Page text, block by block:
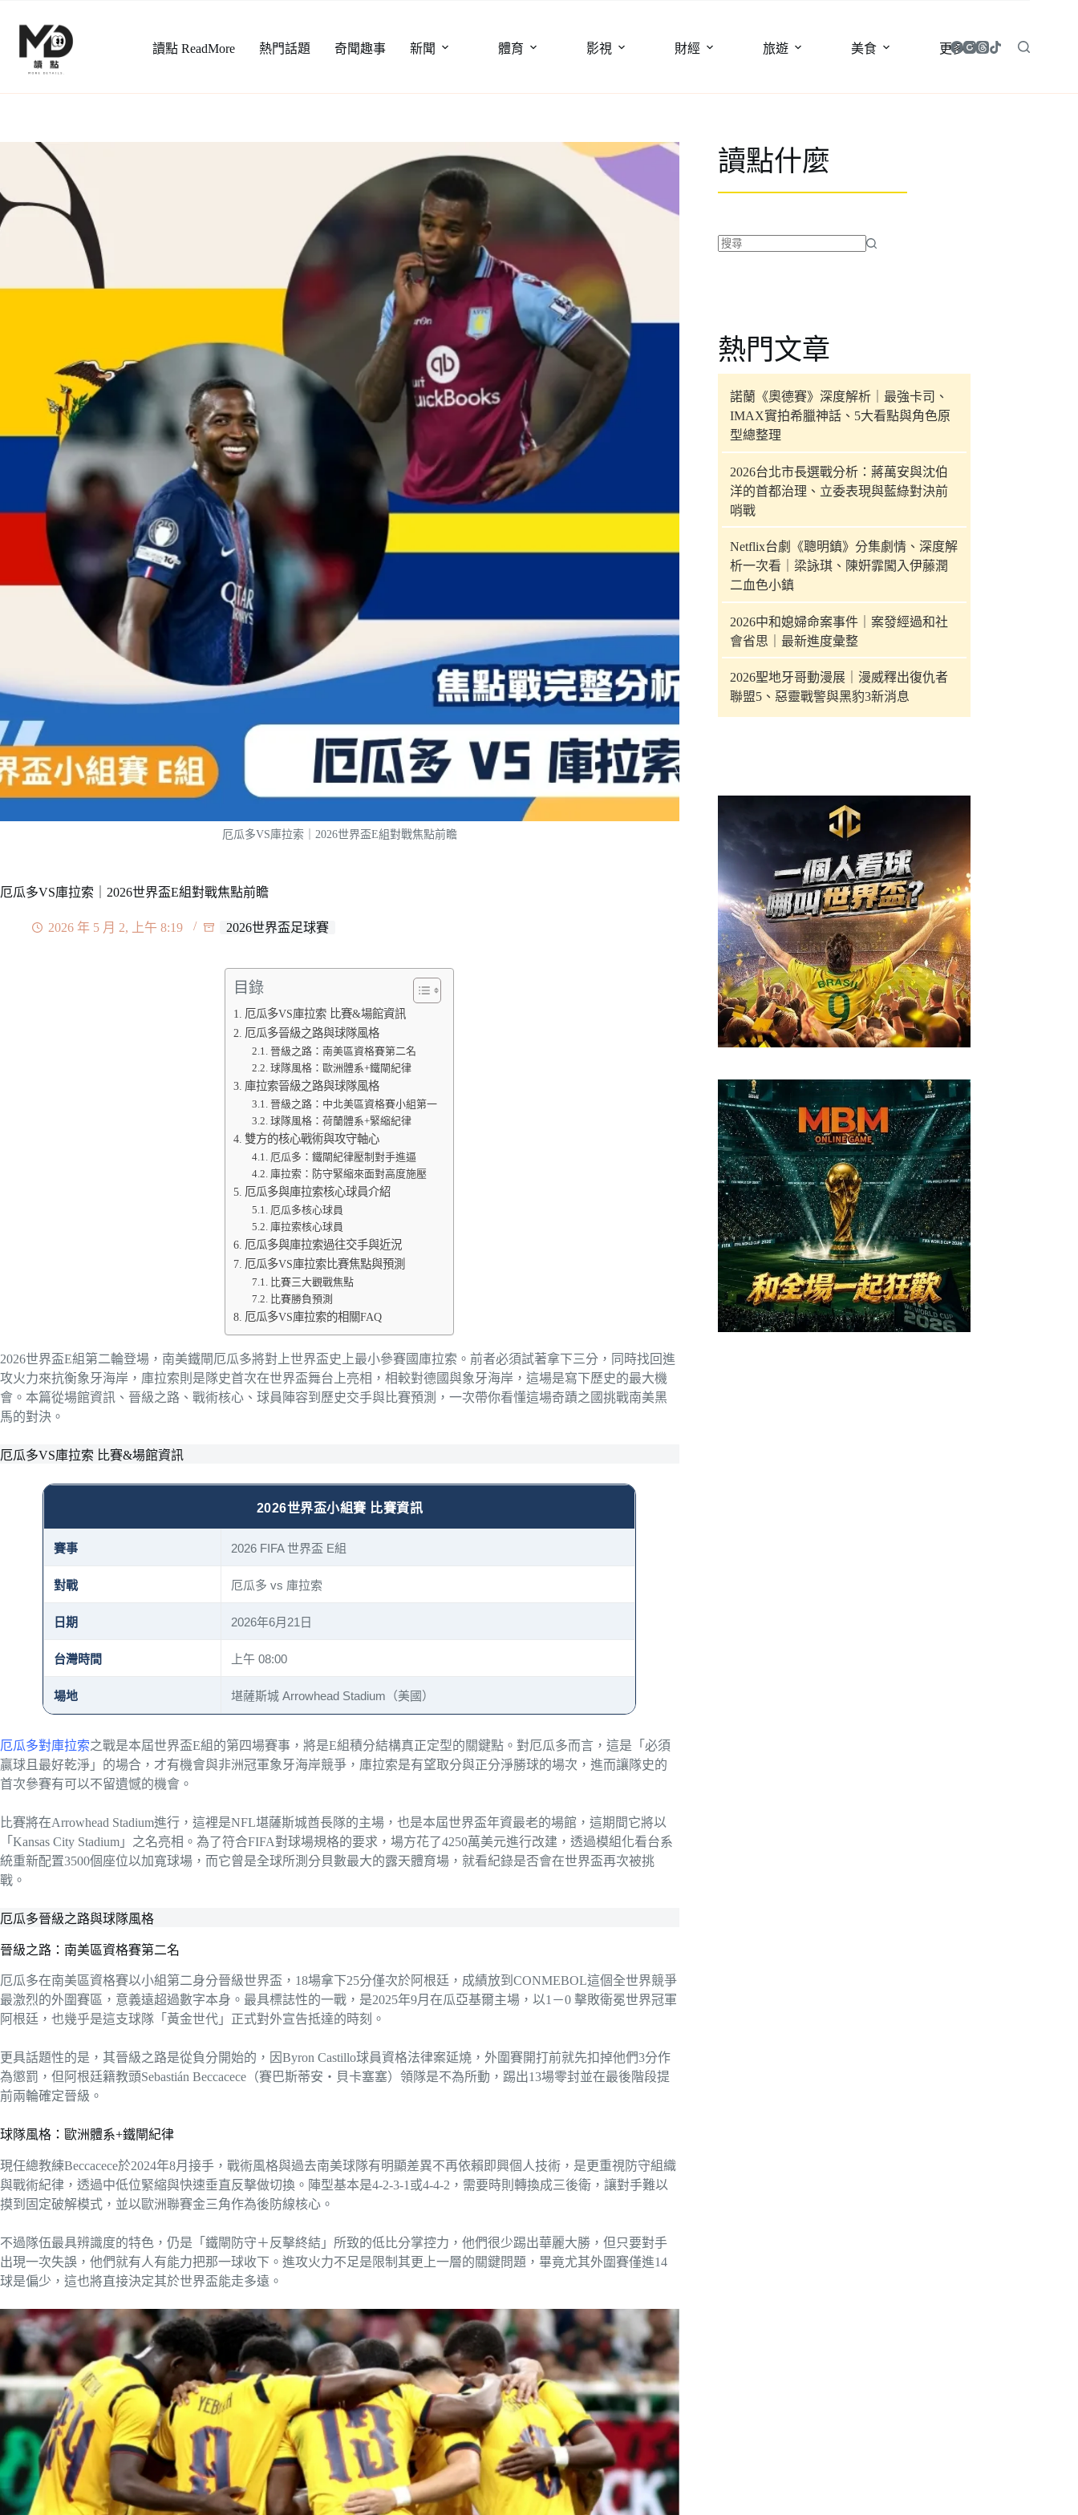
讀點 ReadMore 熱門話題 奇聞趣事 新聞 體育 影視 財經 旅遊 美食 更多
厄瓜多VS庫拉索｜2026世界盃E組對戰焦點前瞻
厄瓜多VS庫拉索｜2026世界盃E組對戰焦點前瞻
2026 年 5 月 2, 上午 8:19 2026世界盃足球賽
目錄
厄瓜多VS庫拉索 比賽&場館資訊
厄瓜多晉級之路與球隊風格
晉級之路：南美區資格賽第二名
球隊風格：歐洲體系+鐵閘紀律
庫拉索晉級之路與球隊風格
晉級之路：中北美區資格賽小組第一
球隊風格：荷蘭體系+緊縮紀律
雙方的核心戰術與攻守軸心
厄瓜多：鐵閘紀律壓制對手進逼
庫拉索：防守緊縮來面對高度施壓
厄瓜多與庫拉索核心球員介紹
厄瓜多核心球員
庫拉索核心球員
厄瓜多與庫拉索過往交手與近況
厄瓜多VS庫拉索比賽焦點與預測
比賽三大觀戰焦點
比賽勝負預測
厄瓜多VS庫拉索的相關FAQ
2026世界盃E組第二輪登場，南美鐵閘厄瓜多將對上世界盃史上最小參賽國庫拉索。前者必須試著拿下三分，同時找回進
攻火力來抗衡象牙海岸，庫拉索則是隊史首次在世界盃舞台上亮相，相較對德國與象牙海岸，這場是寫下歷史的最大機
會。本篇從場館資訊、晉級之路、戰術核心、球員陣容到歷史交手與比賽預測，一次帶你看懂這場奇蹟之國挑戰南美黑
馬的對決。
厄瓜多VS庫拉索 比賽&場館資訊
2026世界盃小組賽 比賽資訊
賽事 2026 FIFA 世界盃 E組
對戰 厄瓜多 vs 庫拉索
日期 2026年6月21日
台灣時間 上午 08:00
場地 堪薩斯城 Arrowhead Stadium（美國）
厄瓜多對庫拉索之戰是本屆世界盃E組的第四場賽事，將是E組積分結構真正定型的關鍵點。對厄瓜多而言，這是「必須
贏球且最好乾淨」的場合，才有機會與非洲冠軍象牙海岸競爭，庫拉索是有望取分與正分淨勝球的場次，進而讓隊史的
首次參賽有可以不留遺憾的機會。
比賽將在Arrowhead Stadium進行，這裡是NFL堪薩斯城酋長隊的主場，也是本屆世界盃年資最老的場館，這期間它將以
「Kansas City Stadium」之名亮相。為了符合FIFA對球場規格的要求，場方花了4250萬美元進行改建，透過模組化看台系
統重新配置3500個座位以加寬球場，而它曾是全球所測分貝數最大的露天體育場，就看紀錄是否會在世界盃再次被挑
戰。
厄瓜多晉級之路與球隊風格
晉級之路：南美區資格賽第二名
厄瓜多在南美區資格賽以小組第二身分晉級世界盃，18場拿下25分僅次於阿根廷，成績放到CONMEBOL這個全世界競爭
最激烈的外圍賽區，意義遠超過數字本身。最具標誌性的一戰，是2025年9月在瓜亞基爾主場，以1－0 擊敗衛冕世界冠軍
阿根廷，也幾乎是這支球隊「黃金世代」正式對外宣告抵達的時刻。
更具話題性的是，其晉級之路是從負分開始的，因Byron Castillo球員資格法律案延燒，外圍賽開打前就先扣掉他們3分作
為懲罰，但阿根廷籍教頭Sebastián Beccacece（賽巴斯蒂安・貝卡塞塞）領隊是不為所動，踢出13場零封並在最後階段提
前兩輪確定晉級。
球隊風格：歐洲體系+鐵閘紀律
現任總教練Beccacece於2024年8月接手，戰術風格與過去南美球隊有明顯差異不再依賴即興個人技術，是更重視防守組織
與戰術紀律，透過中低位緊縮與快速垂直反擊做切換。陣型基本是4-2-3-1或4-4-2，需要時則轉換成三後衛，讓對手難以
摸到固定破解模式，並以歐洲聯賽金三角作為後防線核心。
不過隊伍最具辨識度的特色，仍是「鐵閘防守＋反擊終結」所致的低比分掌控力，他們很少踢出華麗大勝，但只要對手
出現一次失誤，他們就有人有能力把那一球收下。進攻火力不足是限制其更上一層的關鍵問題，畢竟尤其外圍賽僅進14
球是偏少，這也將直接決定其於世界盃能走多遠。
讀點什麼
合
條
件
的
結
熱門文章
諾蘭《奧德賽》深度解析｜最強卡司、
IMAX實拍希臘神話、5大看點與角色原
型總整理
2026台北市長選戰分析：蔣萬安與沈伯
洋的首都治理、立委表現與藍綠對決前
哨戰
Netflix台劇《聰明鎮》分集劇情、深度解
析一次看｜梁詠琪、陳姸霏闖入伊藤潤
二血色小鎮
2026中和媳婦命案事件｜案發經過和社
會省思｜最新進度彙整
2026聖地牙哥動漫展｜漫威釋出復仇者
聯盟5、惡靈戰警與黑豹3新消息